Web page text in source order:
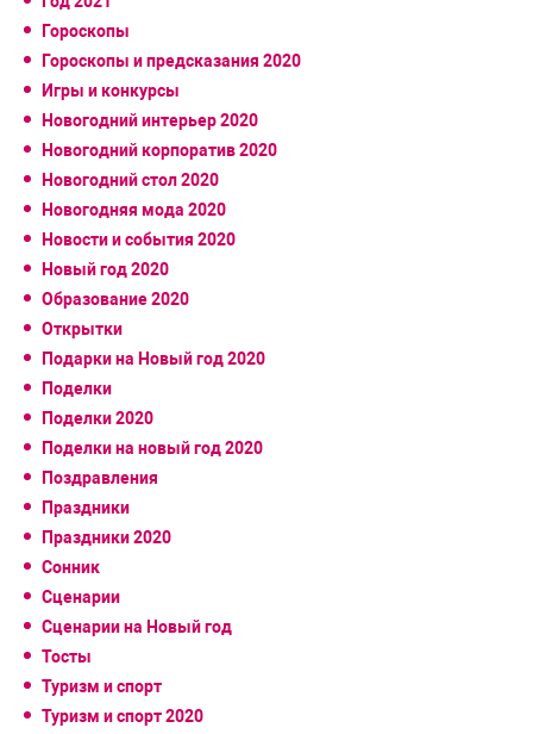
Гороскопы
Гороскопы и предсказания 2020
Игры и конкурсы
Новогодний интерьер 2020
Новогодний корпоратив 2020
Новогодний стол 2020
Новогодняя мода 2020
Новости и события 2020
Новый год 2020
Образование 2020
Открытки
Подарки на Новый год 2020
Поделки
Поделки 2020
Поделки на новый год 2020
Поздравления
Праздники
Праздники 2020
Сонник
Сценарии
Сценарии на Новый год
Тосты
Туризм и спорт
Туризм и спорт 2020